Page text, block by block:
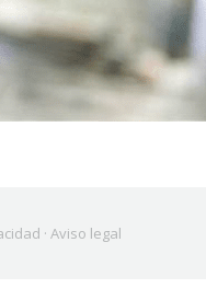
· Aviso legal